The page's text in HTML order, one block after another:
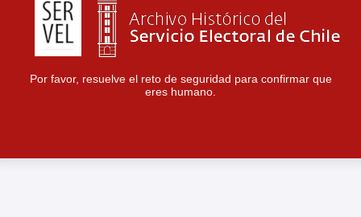
Por favor, resuelve el reto de seguridad para confirmar que
eres humano.